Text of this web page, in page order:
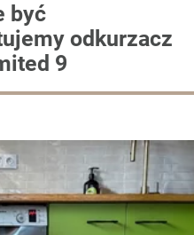
być
odkurzacz
9